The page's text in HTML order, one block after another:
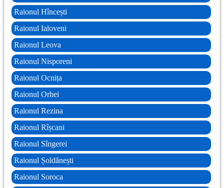
Raionul Hîncești
Raionul Ialoveni
Raionul Leova
Raionul Nisporeni
Raionul Ocnița
Raionul Orhei
Raionul Rezina
Raionul Rîșcani
Raionul Sîngerei
Raionul Șoldănești
Raionul Soroca